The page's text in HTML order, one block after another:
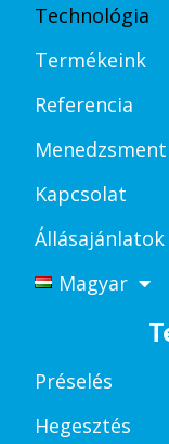
Technológia
Termékeink
Referencia
Menedzsment
Kapcsolat
Állásajánlatok
Magyar
Préselés
Hegesztés